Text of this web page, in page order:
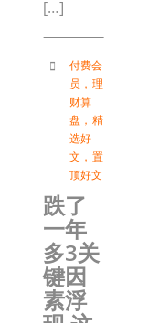
[…]
付费会
员 ， 理
财算
盘 ， 精
选好
文 ， 置
顶好文
跌了
一年
多3关
键因
素浮